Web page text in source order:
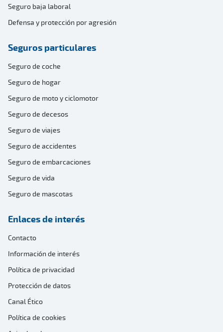
Seguro baja laboral
Defensa y protección por agresión
Seguros particulares
Seguro de coche
Seguro de hogar
Seguro de moto y ciclomotor
Seguro de decesos
Seguro de viajes
Seguro de accidentes
Seguro de embarcaciones
Seguro de vida
Seguro de mascotas
Enlaces de interés
Contacto
Información de interés
Política de privacidad
Protección de datos
Canal Ético
Política de cookies